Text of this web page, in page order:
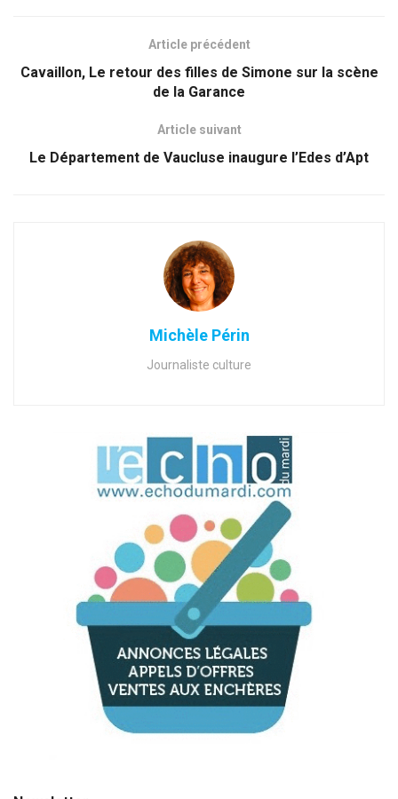
Article précédent
Cavaillon, Le retour des filles de Simone sur la scène
de la Garance
Article suivant
Le Département de Vaucluse inaugure l’Edes d’Apt
Michèle Périn
Journaliste culture